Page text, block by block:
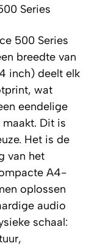
Series
500 Series
breedte van
inch) deelt elk
wat
eendelige
Dit is
Het is de
van het
A4-
oplossen
audio
schaal: